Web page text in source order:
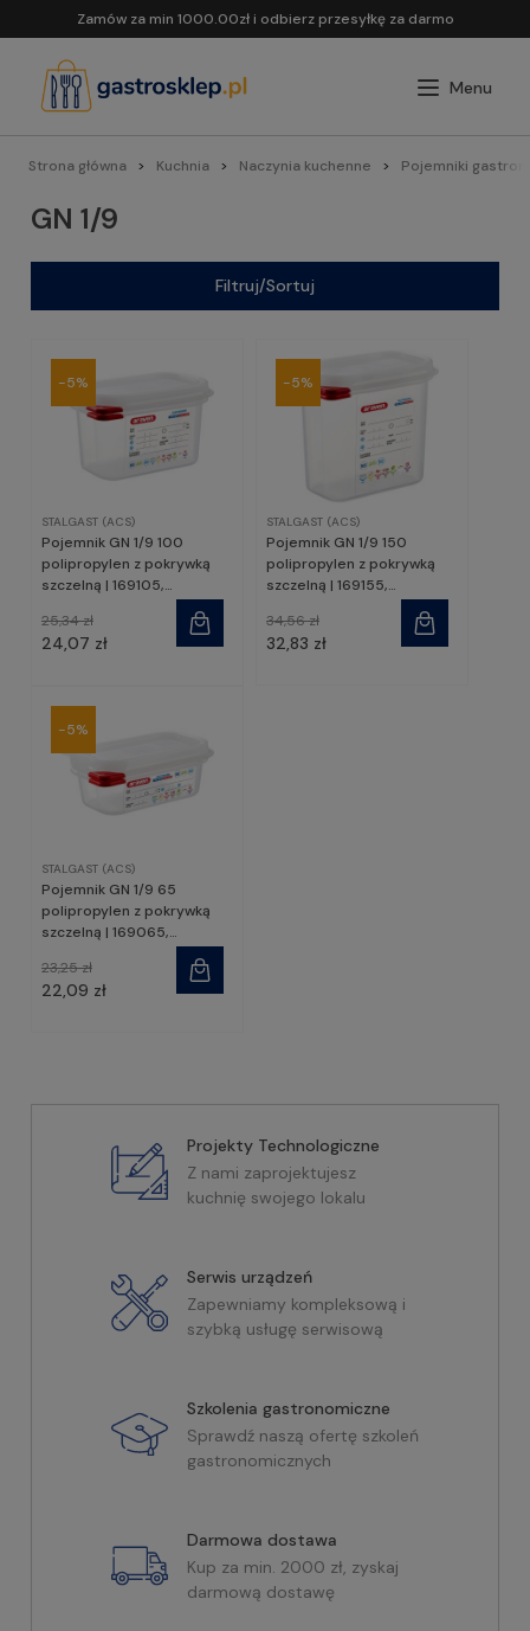
Zamów za min 1000.00zł i odbierz przesyłkę za darmo
Strona główna Kuchnia Naczynia kuchenne Pojemniki
GN 1/9
Filtruj/Sortuj
STALGAST (ACS)
Pojemnik GN 1/9 100
polipropylen z pokrywką
szczelną | 169105,
24,07 zł
25,34 zł
-5%
STALGAST (ACS)
Pojemnik GN 1/9 150
polipropylen z pokrywką
szczelną | 169155,
32,83 zł
34,56 zł
-5%
STALGAST (ACS)
Pojemnik GN 1/9 65
polipropylen z pokrywką
szczelną | 169065,
22,09 zł
23,25 zł
-5%
Projekty Technologiczne
Z nami zaprojektujesz
kuchnię swojego lokalu
Serwis urządzeń
Zapewniamy kompleksową i
szybką usługę serwisową
Szkolenia gastronomiczne
Sprawdź naszą ofertę szkoleń
gastronomicznych
Darmowa dostawa
Kup za min. 2000 zł, zyskaj
darmową dostawę